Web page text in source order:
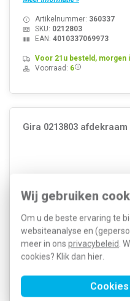
Wij gebruiken
Om u de beste ervaring te
websiteanalyse en
meer in ons privacybeleid.
cookies? Klik dan hier.
Artikelnummer: 360337
SKU: 0212803
EAN: 4010337069973
Voor 21u besteld, morgen
Voorraad: 6
Gira 0213803
Kleur: Wit Halogeenvrij: Ja
Oppervlaktebescherming:
Kwaliteitsklasse: